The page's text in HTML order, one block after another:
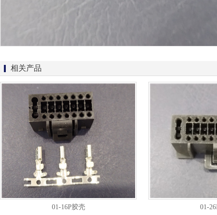
相关产品
01-16P胶壳 01-